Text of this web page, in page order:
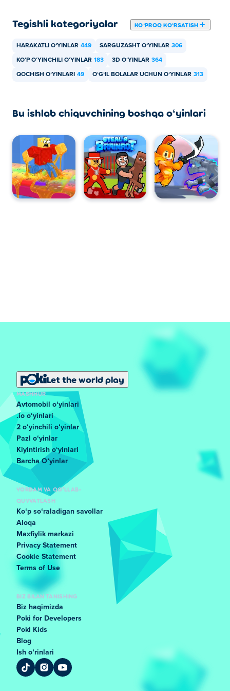
Do'stim bilan Escape From Spider o'ynay
olamanmi?
Tegishli kategoriyalar KOʻPROQ KOʻRSATISH
HARAKATLI OʻYINLAR 449 SARGUZASHT OʻYINLAR 306
KOʻP OʻYINCHILI OʻYINLAR 183 3D OʻYINLAR 364
QOCHISH OʻYINLARI 49 OʻGʻIL BOLALAR UCHUN OʻYINLAR 313
Bu ishlab chiquvchining boshqa oʻyinlari
Let the world play
MASHHUR
Avtomobil oʻyinlari
.io oʻyinlari
2 oʻyinchili oʻyinlar
Pazl oʻyinlar
Kiyintirish oʻyinlari
Barcha Oʻyinlar
YORDAM VA QO'LLAB-
QUVVATLASH
Koʻp soʻraladigan savollar
Aloqa
Maxfiylik markazi
Privacy Statement
Cookie Statement
Terms of Use
BIZ BILAN TANISHING
Biz haqimizda
Poki for Developers
Poki Kids
Blog
Ish oʻrinlari